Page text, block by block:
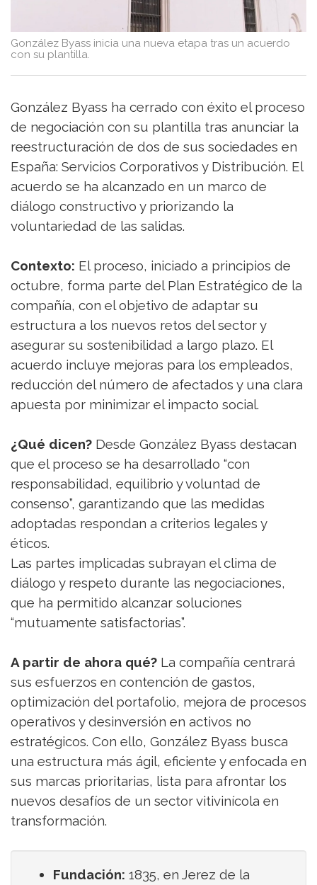
González Byass inicia una nueva etapa tras un acuerdo
con su plantilla.
González Byass ha cerrado con éxito el proceso
de negociación con su plantilla tras anunciar la
reestructuración de dos de sus sociedades en
España: Servicios Corporativos y Distribución. El
acuerdo se ha alcanzado en un marco de
diálogo constructivo y priorizando la
voluntariedad de las salidas.
Contexto: El proceso, iniciado a principios de
octubre, forma parte del Plan Estratégico de la
compañía, con el objetivo de adaptar su
estructura a los nuevos retos del sector y
asegurar su sostenibilidad a largo plazo. El
acuerdo incluye mejoras para los empleados,
reducción del número de afectados y una clara
apuesta por minimizar el impacto social.
¿Qué dicen? Desde González Byass destacan
que el proceso se ha desarrollado “con
responsabilidad, equilibrio y voluntad de
consenso”, garantizando que las medidas
adoptadas respondan a criterios legales y
éticos.
Las partes implicadas subrayan el clima de
diálogo y respeto durante las negociaciones,
que ha permitido alcanzar soluciones
“mutuamente satisfactorias”.
A partir de ahora qué? La compañía centrará
sus esfuerzos en contención de gastos,
optimización del portafolio, mejora de procesos
operativos y desinversión en activos no
estratégicos. Con ello, González Byass busca
una estructura más ágil, eficiente y enfocada en
sus marcas prioritarias, lista para afrontar los
nuevos desafíos de un sector vitivinícola en
transformación.
Fundación: 1835, en Jerez de la